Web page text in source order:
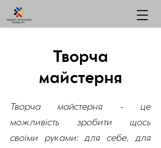
Творча
майстерня
Творча майстерня - це
можливість зробити щось
своїми руками: для себе, для